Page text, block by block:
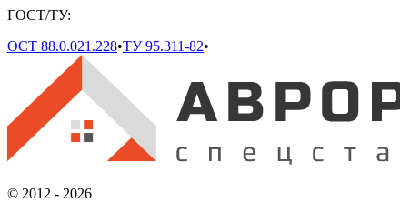
ГОСТ/ТУ:
ОСТ 88.0.021.228•ТУ 95.311-82•
© 2012 - 2026